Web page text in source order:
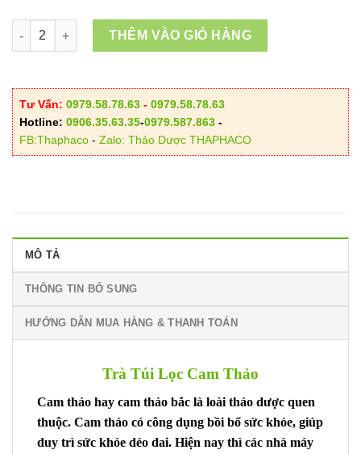
Trà Túi Lọc Cam Thảo số lượng
THÊM VÀO GIỎ HÀNG
Tư Vấn: 0979.58.78.63 - 0979.58.78.63
Hotline: 0906.35.63.35-0979.587.863 -
FB:Thaphaco - Zalo: Thảo Dược THAPHACO
MÔ TẢ
THÔNG TIN BỔ SUNG
HƯỚNG DẪN MUA HÀNG & THANH TOÁN
Trà Túi Lọc Cam Thảo
Cam thảo hay cam thảo bắc là loài thảo dược quen
thuộc. Cam thảo có công dụng bồi bổ sức khỏe, giúp
duy trì sức khỏe dẻo dai. Hiện nay thì các nhà máy